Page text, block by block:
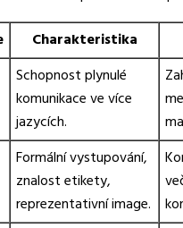
Charakteristika
Schopnost plynulé
komunikace ve více
jazycích.
Formální vystupování,
znalost etikety,
reprezentativní image.